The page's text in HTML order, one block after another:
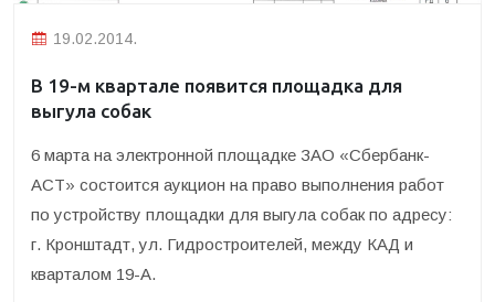
19.02.2014.
В 19-м квартале появится площадка для
выгула собак
6 марта на электронной площадке ЗАО «Сбербанк-
АСТ» состоится аукцион на право выполнения работ
по устройству площадки для выгула собак по адресу:
г. Кронштадт, ул. Гидростроителей, между КАД и
кварталом 19-А.